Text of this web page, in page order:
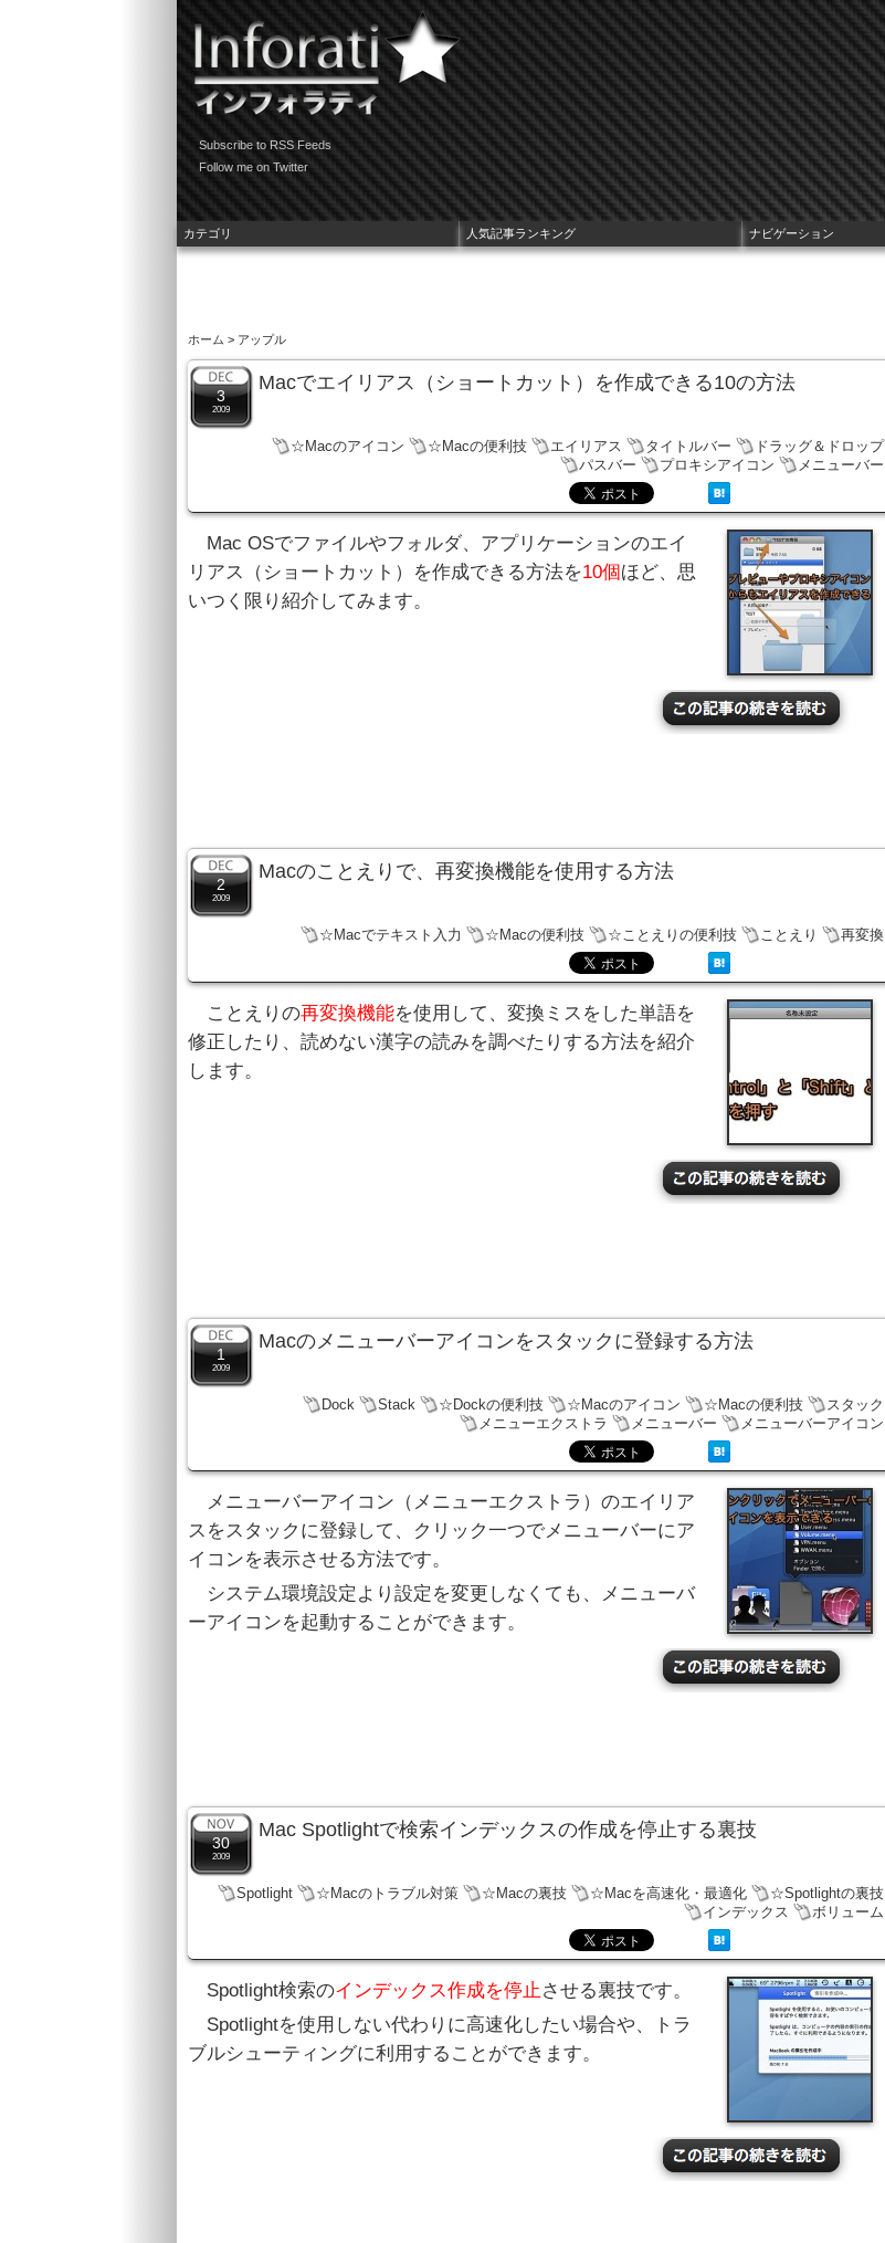
Subscribe to RSS Feeds
Follow me on Twitter
ホーム > アップル
3
2009
Macでエイリアス（ショートカット）を作成できる10の方法
☆Macのアイコン ☆Macの便利技 エイリアス タイトルバー
ドラッグ＆ドロップ
パスバー
プロキシアイコン メニューバー
Mac OSでファイルやフォルダ、アプリケーションのエイ
リアス（ショートカット）を作成できる方法を10個ほど、思
いつく限り紹介してみます。
2
2009
Macのことえりで、再変換機能を使用する方法
☆Macでテキスト入力 ☆Macの便利技 ☆ことえりの便利技 ことえり 再変換
ことえりの再変換機能を使用して、変換ミスをした単語を
修正したり、読めない漢字の読みを調べたりする方法を紹介
します。
1
2009
Macのメニューバーアイコンをスタックに登録する方法
Dock Stack ☆Dockの便利技 ☆Macのアイコン ☆Macの便利技
スタック
メニューエクストラ
メニューバー メニューバーアイコン
メニューバーアイコン（メニューエクストラ）のエイリア
スをスタックに登録して、クリック一つでメニューバーにア
イコンを表示させる方法です。
システム環境設定より設定を変更しなくても、メニューバ
ーアイコンを起動することができます。
30
2009
Mac Spotlightで検索インデックスの作成を停止する裏技
Spotlight ☆Macのトラブル対策 ☆Macの裏技 ☆Macを高速化・最適化
☆Spotlightの裏技
インデックス
ボリューム
Spotlight検索のインデックス作成を停止させる裏技です。
Spotlightを使用しない代わりに高速化したい場合や、トラ
ブルシューティングに利用することができます。
カテゴリ 人気記事ランキング ナビゲーション